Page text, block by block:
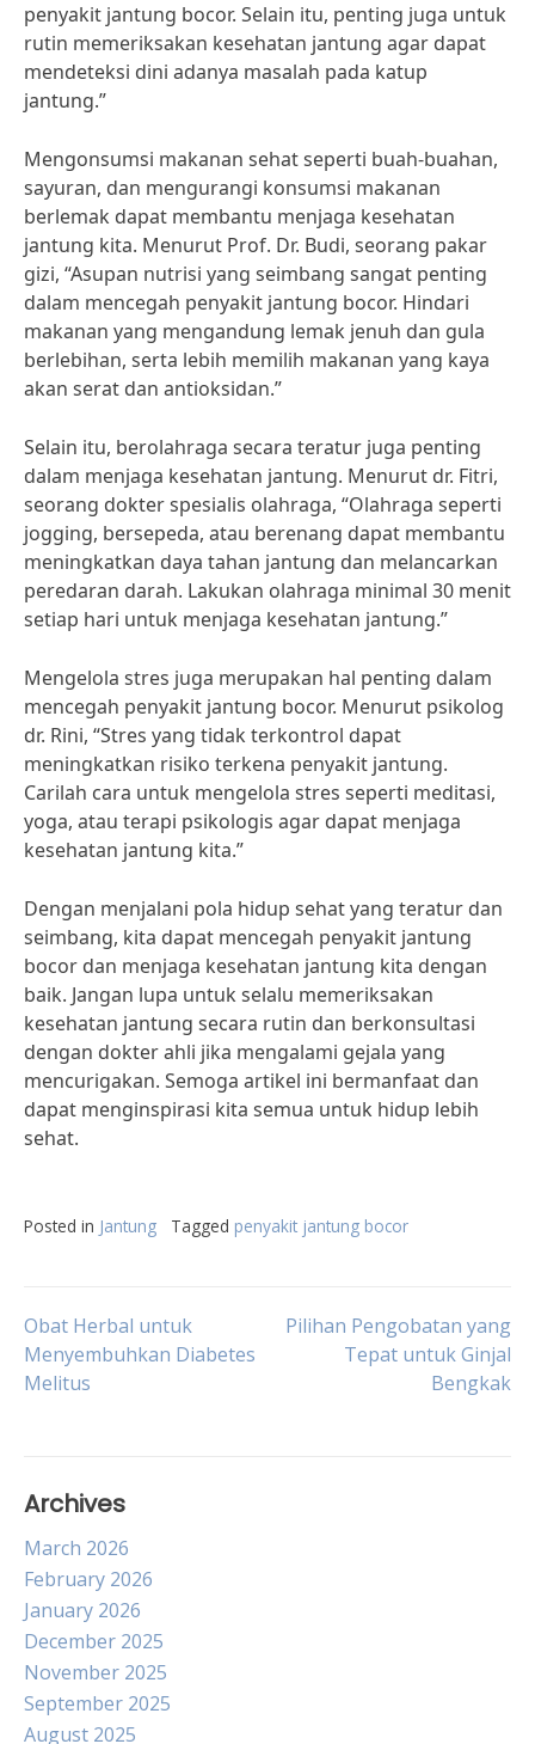
penyakit jantung bocor. Selain itu, penting juga untuk
rutin memeriksakan kesehatan jantung agar dapat
mendeteksi dini adanya masalah pada katup
jantung.”
Mengonsumsi makanan sehat seperti buah-buahan,
sayuran, dan mengurangi konsumsi makanan
berlemak dapat membantu menjaga kesehatan
jantung kita. Menurut Prof. Dr. Budi, seorang pakar
gizi, “Asupan nutrisi yang seimbang sangat penting
dalam mencegah penyakit jantung bocor. Hindari
makanan yang mengandung lemak jenuh dan gula
berlebihan, serta lebih memilih makanan yang kaya
akan serat dan antioksidan.”
Selain itu, berolahraga secara teratur juga penting
dalam menjaga kesehatan jantung. Menurut dr. Fitri,
seorang dokter spesialis olahraga, “Olahraga seperti
jogging, bersepeda, atau berenang dapat membantu
meningkatkan daya tahan jantung dan melancarkan
peredaran darah. Lakukan olahraga minimal 30 menit
setiap hari untuk menjaga kesehatan jantung.”
Mengelola stres juga merupakan hal penting dalam
mencegah penyakit jantung bocor. Menurut psikolog
dr. Rini, “Stres yang tidak terkontrol dapat
meningkatkan risiko terkena penyakit jantung.
Carilah cara untuk mengelola stres seperti meditasi,
yoga, atau terapi psikologis agar dapat menjaga
kesehatan jantung kita.”
Dengan menjalani pola hidup sehat yang teratur dan
seimbang, kita dapat mencegah penyakit jantung
bocor dan menjaga kesehatan jantung kita dengan
baik. Jangan lupa untuk selalu memeriksakan
kesehatan jantung secara rutin dan berkonsultasi
dengan dokter ahli jika mengalami gejala yang
mencurigakan. Semoga artikel ini bermanfaat dan
dapat menginspirasi kita semua untuk hidup lebih
sehat.
Posted in Jantung Tagged penyakit jantung bocor
Post
navigation
Obat Herbal untuk
Menyembuhkan Diabetes
Melitus
Pilihan Pengobatan yang
Tepat untuk Ginjal
Bengkak
Archives
March 2026
February 2026
January 2026
December 2025
November 2025
September 2025
August 2025